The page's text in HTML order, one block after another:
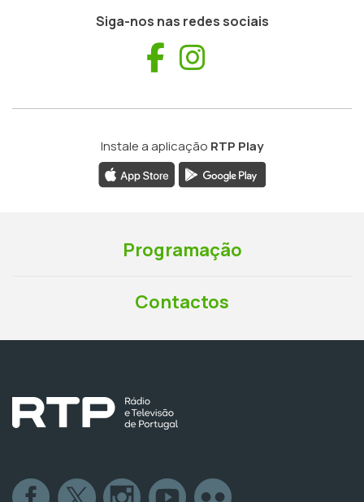
Siga-nos nas redes sociais
Facebook
Instale a aplicação RTP Play
Programação
Contactos